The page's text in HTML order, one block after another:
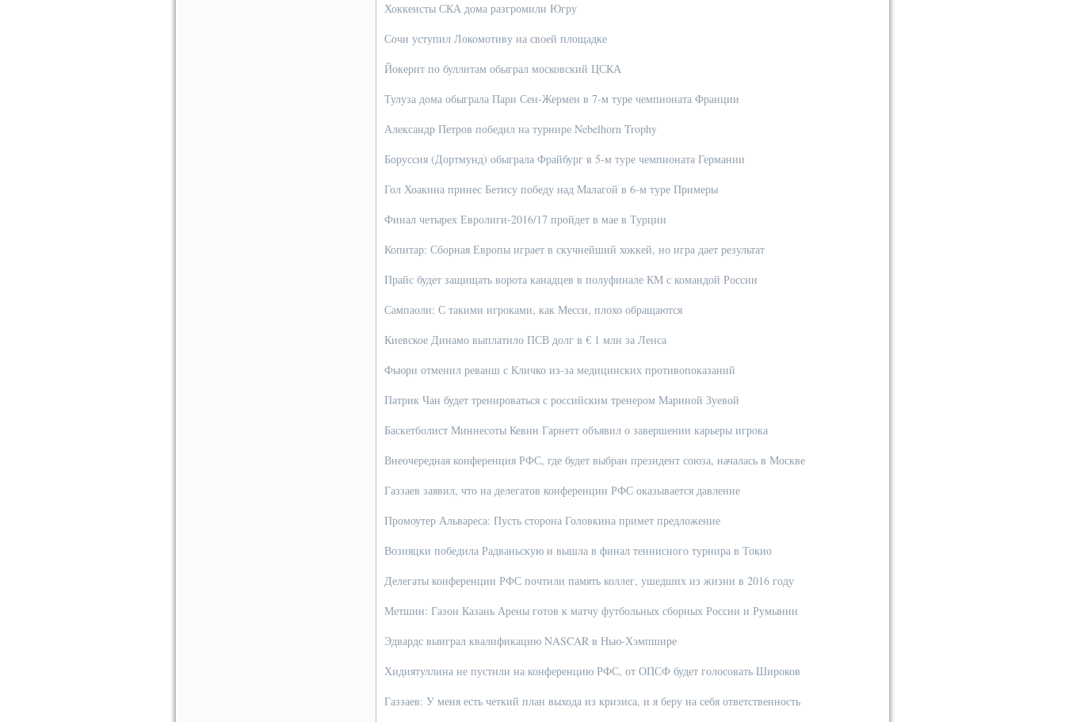
Хоккеисты СКА дома разгромили Югру
Сочи уступил Локомотиву на своей площадке
Йокерит по буллитам обыграл московский ЦСКА
Тулуза дома обыграла Пари Сен-Жермен в 7-м туре чемпионата Франции
Александр Петров победил на турнире Nebelhorn Trophy
Боруссия (Дортмунд) обыграла Фрайбург в 5-м туре чемпионата Германии
Гол Хоакина принес Бетису победу над Малагой в 6-м туре Примеры
Финал четырех Евролиги-2016/17 пройдет в мае в Турции
Копитар: Сборная Европы играет в скучнейший хоккей, но игра дает результат
Прайс будет защищать ворота канадцев в полуфинале КМ с командой России
Сампаоли: С такими игроками, как Месси, плохо обращаются
Киевское Динамо выплатило ПСВ долг в € 1 млн за Ленса
Фьюри отменил реванш с Кличко из-за медицинских противопоказаний
Патрик Чан будет тренироваться с российским тренером Мариной Зуевой
Баскетболист Миннесоты Кевин Гарнетт объявил о завершении карьеры игрока
Внеочередная конференция РФС, где будет выбран президент союза, началась в Москве
Газзаев заявил, что на делегатов конференции РФС оказывается давление
Промоутер Альвареса: Пусть сторона Головкина примет предложение
Возняцки победила Радваньскую и вышла в финал теннисного турнира в Токио
Делегаты конференции РФС почтили память коллег, ушедших из жизни в 2016 году
Метшин: Газон Казань Арены готов к матчу футбольных сборных России и Румынии
Эдвардс выиграл квалификацию NASCAR в Нью-Хэмпшире
Хидиятуллина не пустили на конференцию РФС, от ОПСФ будет голосовать Широков
Газзаев: У меня есть четкий план выхода из кризиса, и я беру на себя ответственность